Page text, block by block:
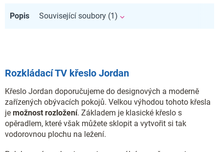
Popis Související soubory (1)
Rozkládací TV křeslo Jordan
Křeslo Jordan doporučujeme do designových a moderně
zařízených obývacích pokojů. Velkou výhodou tohoto křesla
je možnost rozložení. Základem je klasické křeslo s
opěradlem, které však můžete sklopit a vytvořit si tak
vodorovnou plochu na ležení.